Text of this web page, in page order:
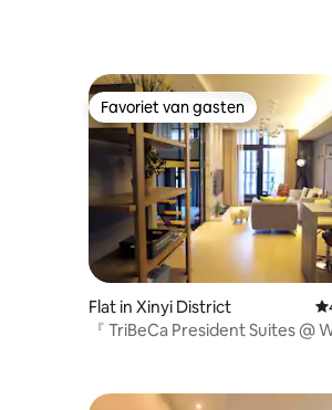
Favoriet van gasten
Favoriet van gasten
Flat in Xinyi District
『 TriBeCa President Suites @